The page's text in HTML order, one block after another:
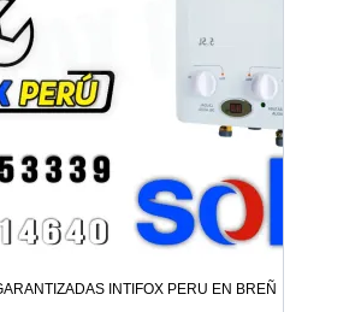
INTIFOX PERU EN BREÑA